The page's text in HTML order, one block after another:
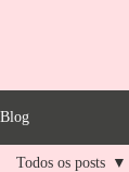
Blog
Todos os posts